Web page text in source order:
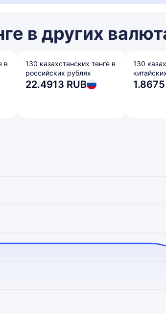
в других
в
130 казахстанских тенге в
российских рублях
22.4913 RUB
130